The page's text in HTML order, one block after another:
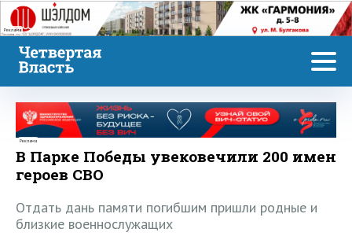
Реклама
Реклама
В Парке Победы увековечили 200 имен
героев СВО
Отдать дань памяти погибшим пришли родные и
близкие военнослужащих